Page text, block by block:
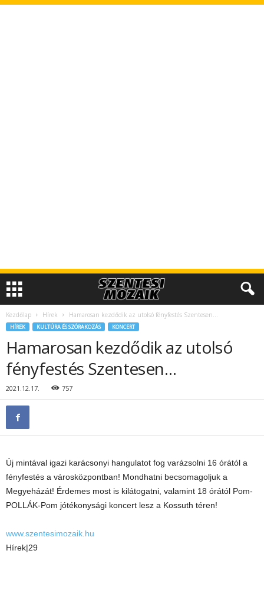
Kezdőlap Hírek Hamarosan kezdődik az utolsó fényfestés Szentesen…
HÍREK KULTÚRA ÉS SZÓRAKOZÁS KONCERT
Hamarosan kezdődik az utolsó
fényfestés Szentesen…
2021.12.17. 757
Új mintával igazi karácsonyi hangulatot fog varázsolni 16 órától a
fényfestés a városközpontban! Mondhatni becsomagoljuk a
Megyeházát! Érdemes most is kilátogatni, valamint 18 órától Pom-
POLLÁK-Pom jótékonysági koncert lesz a Kossuth téren!
www.szentesimozaik.hu
Hírek|29